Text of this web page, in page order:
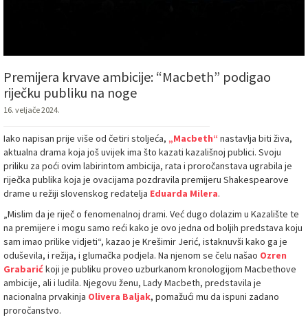
Premijera krvave ambicije: “Macbeth” podigao
riječku publiku na noge
16. veljače 2024.
Iako napisan prije više od četiri stoljeća, „Macbeth“ nastavlja biti živa,
aktualna drama koja još uvijek ima što kazati kazališnoj publici. Svoju
priliku za poći ovim labirintom ambicija, rata i proročanstava ugrabila je
riječka publika koja je ovacijama pozdravila premijeru Shakespearove
drame u režiji slovenskog redatelja Eduarda Milera.
„Mislim da je riječ o fenomenalnoj drami. Već dugo dolazim u Kazalište te
na premijere i mogu samo reći kako je ovo jedna od boljih predstava koju
sam imao prilike vidjeti“, kazao je Krešimir Jerić, istaknuvši kako ga je
oduševila, i režija, i glumačka podjela. Na njenom se čelu našao Ozren
Grabarićkoji je publiku proveo uzburkanom kronologijom Macbethove
ambicije, ali i ludila. Njegovu ženu, Lady Macbeth, predstavila je
nacionalna prvakinja Olivera Baljak, pomažući mu da ispuni zadano
proročanstvo.